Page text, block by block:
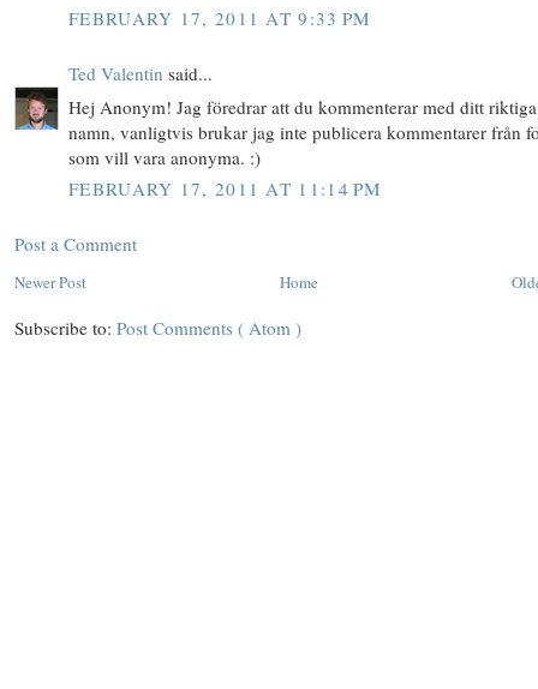
FEBRUARY 17, 2011 AT 9:33 PM
Ted Valentin said...
Hej Anonym! Jag föredrar att du kommenterar med ditt riktiga
namn, vanligtvis brukar jag inte publicera kommentarer från
som vill vara anonyma. :)
FEBRUARY 17, 2011 AT 11:14 PM
Post a Comment
Newer Post Home
Subscribe to: Post Comments ( Atom )